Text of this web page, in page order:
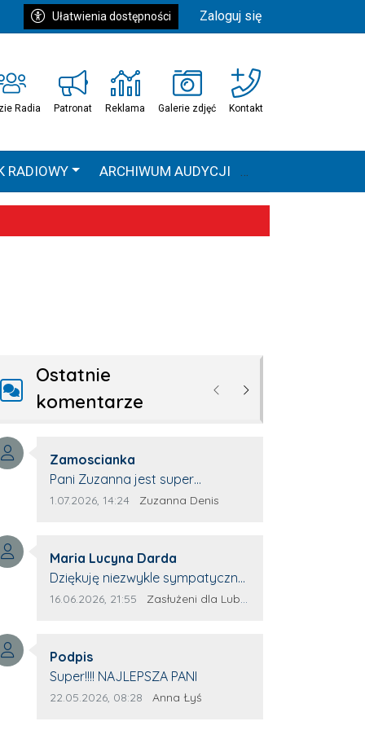
Ułatwienia dostępności Zaloguj się
Radia Patronat Reklama Galerie zdjęć Kontakt
RADIOWY ARCHIWUM AUDYCJI
HEAVEN TOUR
Ostatnie
komentarze
PoprzednieNastępne
Autor komentarza:
Zamoscianka
Treść komentarza:
Pani Zuzanna jest super
specjalistą. Korzystamy z moim
spokojna, cierpliwa.
Data dodania komentarza:
1.07.2026, 14:24 Źródło komentarza:
Zuzanna Denis
Autor komentarza:
Maria Lucyna Darda
Treść komentarza:
Dziękuję niezwykle sympatycznej
Pani redaktor Annie Niderla-
wyrozumiałość dla wyróżnionych
osób, którym trema odbierała
głos.
Data dodania komentarza:
16.06.2026, 21:55 Źródło komentarza:
Zasłużeni dla Lubyczy
Autor komentarza:
Podpis
Treść komentarza:
Super!!!! NAJLEPSZA PANI
Data dodania komentarza:
22.05.2026, 08:28 Źródło komentarza:
Anna Łyś